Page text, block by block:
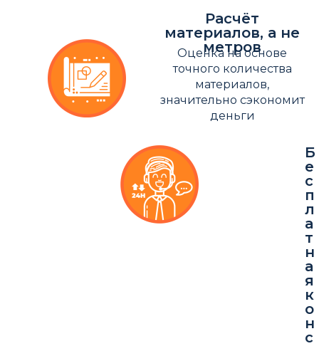
Расчёт
материалов, а не
метров
Оценка на основе
точного количества
материалов,
значительно сэкономит
деньги
Б
е
с
п
л
а
т
н
а
я
к
о
н
с